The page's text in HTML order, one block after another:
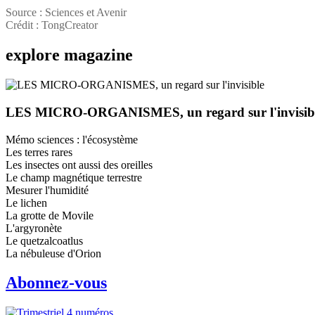
Source : Sciences et Avenir
Crédit : TongCreator
explore magazine
LES MICRO-ORGANISMES, un regard sur
Mémo sciences : l'écosystème
Les terres rares
Les insectes ont aussi des oreilles
Le champ magnétique terrestre
Mesurer l'humidité
Le lichen
La grotte de Movile
L'argyronète
Le quetzalcoatlus
La nébuleuse d'Orion
Abonnez-vous